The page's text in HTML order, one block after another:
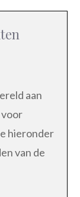
aan
hieronder
van de